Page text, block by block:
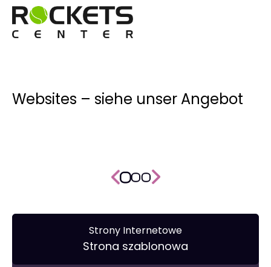
Websites – siehe unser Angebot
Strony Internetowe
Strona szablonowa